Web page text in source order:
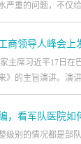
严重的问题，不仅
清理排查和疏通，
结合梅雨季作备战
处高度重视制订出
工对玻璃顶棚周边
商领导人峰会上
主席习近平17日
》的主旨演讲。演
各位工商界朋友，
，看军队医院如
级别的情况都是部